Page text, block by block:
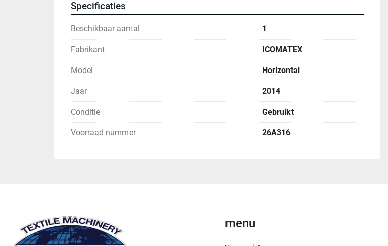
Specificaties
Beschikbaar aantal 1
Fabrikant ICOMATEX
Model Horizontal
Jaar 2014
Conditie Gebruikt
Voorraad nummer 26A316
menu